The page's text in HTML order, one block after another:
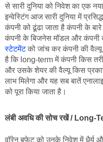
से सारी दुनिया को निवेश का एक
इन्वेस्टिंग आज सारी दुनिया में
कंपनी को ढूंढा जाता है कंपनी के
कंपनी के बिजनेस मॉडल और
स्टेटमेंट को जांच कर कंपनी की
है कि long-term में कंपनी किस
और उसके शेयर की वैल्यू किस
लाभ मिलेगा और यह सब बातें
को पूरा किया जाता है।
लंबी अवधि की सोच रखें / Long-
वॉरेन बफेट को उनके निवेश में धैर्य